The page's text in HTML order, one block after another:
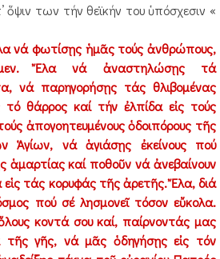
ὅψιν των τήν θεϊκήν του ὑπόσχεσιν «
νά φωτίσῃς ἡμᾶς τούς ἀνθρώπους,
Ἔλα νά ἀναστηλώσῃς τά
νά παρηγορήσῃς τάς θλιβομένας
θάρρος καί τήν ἐλπίδα εἰς τούς
ἀπογοητευμένους ὁδοιπόρους τῆς
Ἁγίων, νά ἁγιάσῃς ἐκείνους πού
ἁμαρτίας καί ποθοῦν νά ἀνεβαίνουν
τάς κορυφάς τῆς ἀρετῆς. Ἔλα, διά
πού σέ λησμονεῖ τόσον εὔκολα.
κοντά σου καί, παίρνοντάς μας
γῆς, νά μᾶς ὁδηγήσῃς εἰς τόν